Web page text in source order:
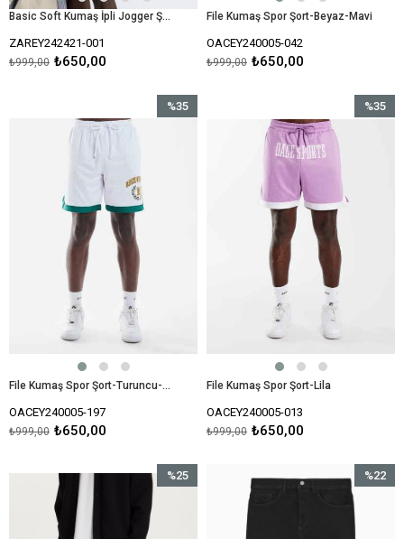
Basic Soft Kumaş İpli Jogger Şort-Beyaz
ZAREY242421-001
₺650,00
₺999,00
File Kumaş Spor Şort-Beyaz-Mavi
OACEY240005-042
₺650,00
₺999,00
File Kumaş Spor Şort-Turuncu-Beyaz
OACEY240005-197
₺650,00
₺999,00
%35
File Kumaş Spor Şort-Lila
OACEY240005-013
₺650,00
₺999,00
%35
%25
%22